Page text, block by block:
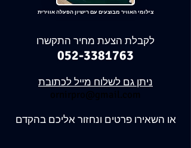
צילומי האוויר מבוצעים עם רישיון הפעלה אווירית
לקבלת הצעת מחיר התקשרו
052-3381763
ניתן גם לשלוח מייל לכתובת
ornirpro@gmail.com
או השאירו פרטים ונחזור אליכם בהקדם